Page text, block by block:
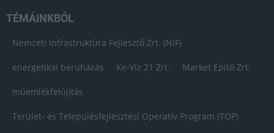
TÉMÁINKBÓL
Nemzeti Infrastruktúra Fejlesztő Zrt. (NIF)
energetikai beruházás Ke-Víz 21 Zrt. Market Építő Zrt.
műemlékfelújítás
Terület- és Településfejlesztési Operatív Program (TOP)